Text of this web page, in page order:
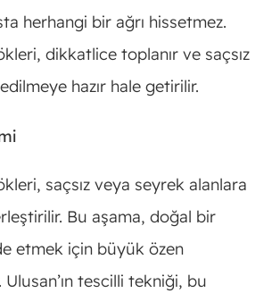
herhangi bir ağrı hissetmez.
dikkatlice toplanır ve saçsız
hazır hale getirilir.
saçsız veya seyrek alanlara
Bu aşama, doğal bir
etmek için büyük özen
tescilli tekniği, bu